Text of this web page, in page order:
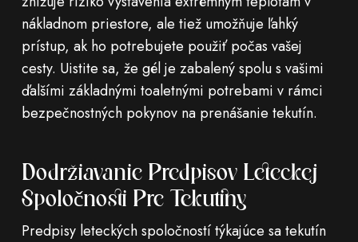
nákladnom priestore, ale tiež umožňuje ľahký
prístup, ak ho potrebujete použiť počas vašej
cesty. Uistite sa, že gél je zabalený spolu s vašimi
ďalšími základnými toaletnými potrebami v rámci
bezpečnostných pokynov na prenášanie tekutín.
Dodržiavanie Predpisov Leteckej
Spoločnosti Pre Tekutiny
Predpisy leteckých spoločností týkajúce sa tekutín